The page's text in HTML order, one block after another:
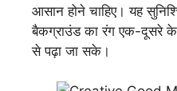
आसान होने चाहिए। यह
बैकग्राउंड का रंग एक-दूसरे के
से पढ़ा जा सके।